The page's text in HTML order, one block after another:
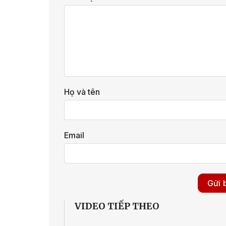
Họ và tên
Email
VIDEO TIẾP THEO